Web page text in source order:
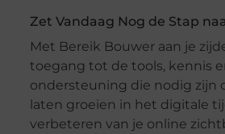
Zet Vandaag Nog de Stap
Met Bereik Bouwer aan je
toegang tot de tools, kennis
ondersteuning die nodig zijn
laten groeien in het digitale
verbeteren van je online